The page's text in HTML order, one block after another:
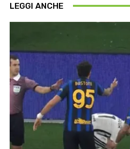
LEGGI ANCHE